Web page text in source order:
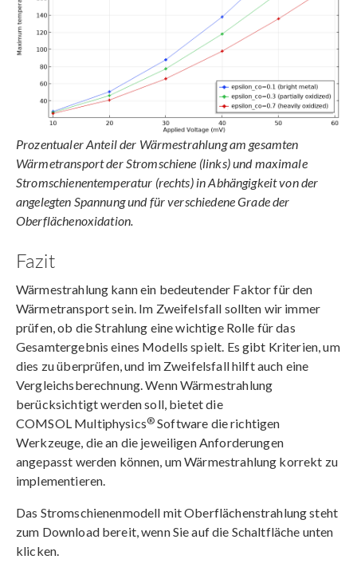
Prozentualer Anteil der Wärmestrahlung am gesamten
Wärmetransport der Stromschiene (links) und maximale
Stromschienentemperatur (rechts) in Abhängigkeit von der
angelegten Spannung und für verschiedene Grade der
Oberflächenoxidation.
Fazit
Wärmestrahlung kann ein bedeutender Faktor für den
Wärmetransport sein. Im Zweifelsfall sollten wir immer
prüfen, ob die Strahlung eine wichtige Rolle für das
Gesamtergebnis eines Modells spielt. Es gibt Kriterien, um
dies zu überprüfen, und im Zweifelsfall hilft auch eine
Vergleichsberechnung. Wenn Wärmestrahlung
berücksichtigt werden soll, bietet die
COMSOL Multiphysics® Software die richtigen
Werkzeuge, die an die jeweiligen Anforderungen
angepasst werden können, um Wärmestrahlung korrekt zu
implementieren.
Das Stromschienenmodell mit Oberflächenstrahlung steht
zum Download bereit, wenn Sie auf die Schaltfläche unten
klicken.